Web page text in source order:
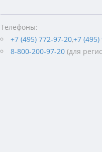
Телефоны:
+7 (495) 772-97-20,+7
8-800-200-97-20 (для